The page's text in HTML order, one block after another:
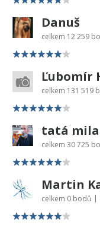
Danuš
celkem 12 259
celkem 131 519
tatá
celkem 30 725
Martin
celkem 0 bodů |